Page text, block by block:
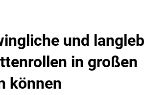
und
in großen
können